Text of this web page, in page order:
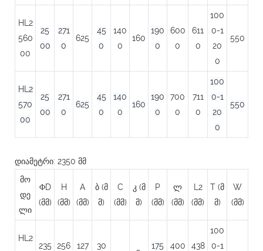
HL2
560
00
25
00
271
0
625
45
0
140
0
160
190
0
600
0
611
0
100
0-1
20
0
550
HL2
570
00
25
00
271
0
625
45
0
140
0
160
190
0
700
0
711
0
100
0-1
20
0
550
დიამეტრი: 2350 მმ
მო
დე
ლი
ΦD
(მმ)
H
(მმ)
A
(მმ)
ბ (მ
მ)
C
(მმ)
კ (მ
მ)
P
(მმ)
ლ
(მმ)
L2
(მმ)
T (მ
მ)
W
(მმ)
HL2
235
256
127
30
175
400
438
100
0-1